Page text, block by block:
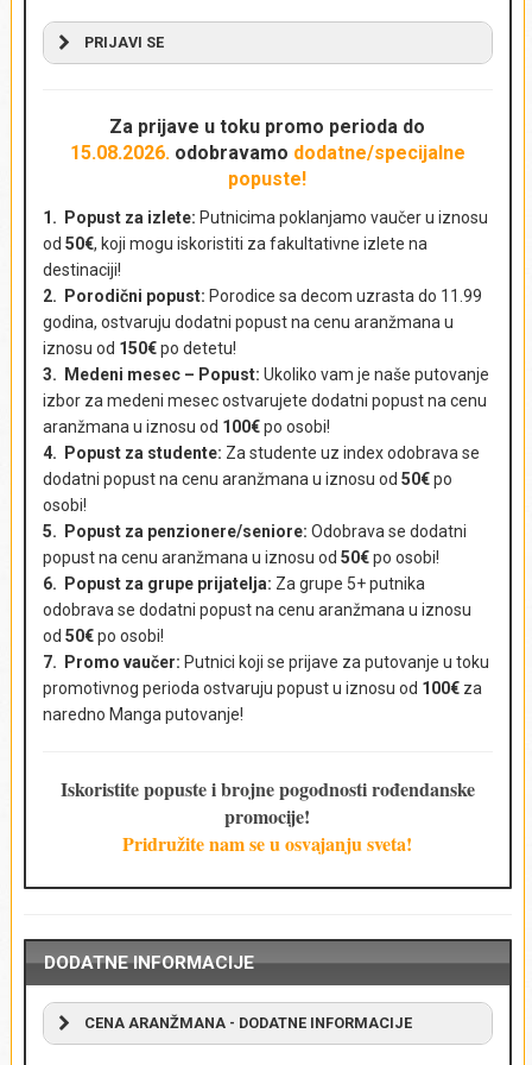
PRIJAVI SE
AKTUELNA PUTOVANJA
Ime i prezime
Država*
Kontakt telefon *
E-mail adresa*
Broj putnika i uzrast*
Komentar
Za prijave u toku promo perioda do
15.08.2026. odobravamo dodatne/specijalne
popuste!
1. Popust za izlete: Putnicima poklanjamo vaučer u iznosu
od 50€, koji mogu iskoristiti za fakultativne izlete na
destinaciji!
2. Porodični popust: Porodice sa decom uzrasta do 11.99
godina, ostvaruju dodatni popust na cenu aranžmana u
iznosu od 150€po detetu!
3. Medeni mesec – Popust: Ukoliko vam je naše putovanje
izbor za medeni mesec ostvarujete dodatni popust na cenu
aranžmana u iznosu od 100€po osobi!
4. Popust za studente: Za studente uz index odobrava se
dodatni popust na cenu aranžmana u iznosu od 50€po
osobi!
5. Popust za penzionere/seniore: Odobrava se dodatni
popust na cenu aranžmana u iznosu od 50€po osobi!
6. Popust za grupe prijatelja: Za grupe 5+ putnika
odobrava se dodatni popust na cenu aranžmana u iznosu
od 50€po osobi!
7. Promo vaučer: Putnici koji se prijave za putovanje u toku
promotivnog perioda ostvaruju popust u iznosu od 100€za
naredno Manga putovanje!
Iskoristite popuste i brojne pogodnosti rođendanske
promocije!
Pridružite nam se u osvajanju sveta!
DODATNE INFORMACIJE
CENA ARANŽMANA - DODATNE INFORMACIJE